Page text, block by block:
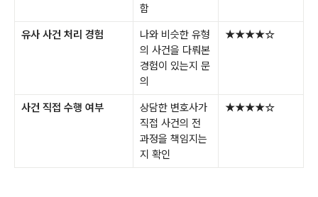
함
유사 사건 처리 경험
나와 비슷한 유형
의 사건을 다뤄본
경험이 있는지 문
의
★★★★☆
사건 직접 수행 여부
상담한 변호사가
직접 사건의 전
과정을 책임지는
지 확인
★★★★☆